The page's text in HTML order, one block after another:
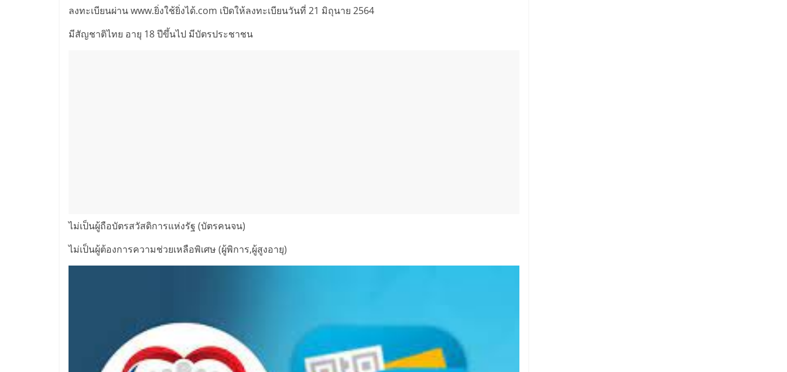
ลงทะเบียนผ่าน www.ยิ่งใช้ยิ่งได้.com เปิดให้ลงทะเบียนวันที่ 21 มิถุนาย 2564
มีสัญชาติไทย อายุ 18 ปีขึ้นไป มีบัตรประชาชน
ไม่เป็นผู้ถือบัตรสวัสดิการแห่งรัฐ (บัตรคนจน)
ไม่เป็นผู้ต้องการความช่วยเหลือพิเศษ (ผู้พิการ,ผู้สูงอายุ)